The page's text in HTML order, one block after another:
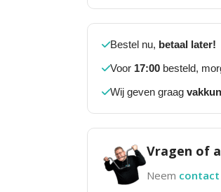
Bestel nu, betaal later!
Voor 17:00besteld,
Wij geven graag
Vragen of
Neem contact